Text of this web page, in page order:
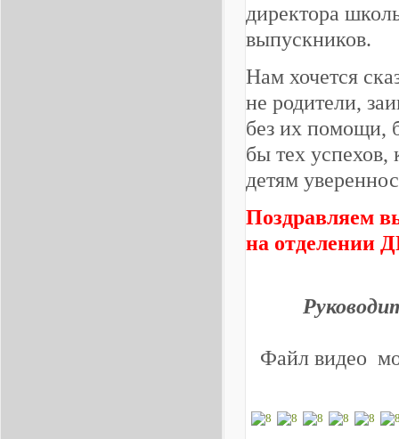
директора
выпускников.
Нам хочется
не родители,
без их помощи,
бы тех
детям
Поздравляем
на
Файл видео